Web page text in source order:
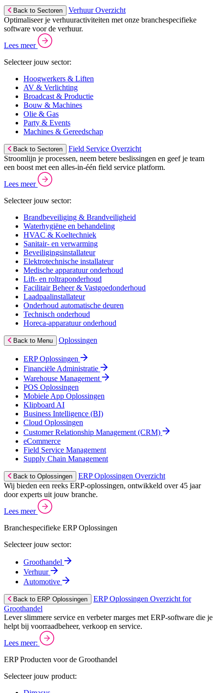
Back to Sectoren
Verhuur Overzicht
Optimaliseer je verhuuractiviteiten met onze branchespecifieke
software voor de verhuur.
Lees meer
Selecteer jouw sector:
Hoogwerkers & Liften
AV & Verlichting
Broadcast & Productie
Bouw & Machines
Olie & Gas
Party & Events
Machines & Gereedschap
Back to Sectoren
Field Service Overzicht
Stroomlijn je processen, neem betere beslissingen en geef je team
een boost met een alles-in-één field service platform.
Lees meer
Selecteer jouw sector:
Brandbeveiliging & Brandveiligheid
Waterhygiëne en behandeling
HVAC & Koeltechniek
Sanitair- en verwarming
Beveiligingsinstallateur
Elektrotechnische installateur
Medische apparatuur onderhoud
Lift- en roltraponderhoud
Facilitair Beheer & Vastgoedonderhoud
Laadpaalinstallateur
Onderhoud automatische deuren
Technisch onderhoud
Horeca-apparatuur onderhoud
Back to Menu Oplossingen
ERP Oplossingen
Financiële Administratie
Warehouse Management
POS Oplossingen
Mobiele App Oplossingen
Klipboard AI
Business Intelligence (BI)
Cloud Oplossingen
Customer Relationship Management (CRM)
eCommerce
Field Service Management
Supply Chain Management
Back to Oplossingen
ERP Oplossingen Overzicht
Wij bieden een reeks ERP-oplossingen, ontwikkeld over 45 jaar
door experts uit jouw branche.
Lees meer
Branchespecifieke ERP Oplossingen
Selecteer jouw sector:
Groothandel
Verhuur
Automotive
Back to ERP Oplossingen
ERP Oplossingen Overzicht for
Groothandel
Lever slimmere service en verbeter marges met ERP-software die je
helpt bij voorraadbeheer, verkoop en service.
Lees meer:
ERP Producten voor de Groothandel
Selecteer jouw product: